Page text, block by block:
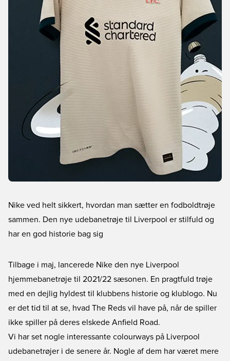
Nike ved helt sikkert, hvordan man sætter en fodboldtrøje
sammen. Den nye udebanetrøje til Liverpool er stilfuld og
har en god historie bag sig
Tilbage i maj, lancerede Nike den nye Liverpool
hjemmebanetrøje til 2021/22 sæsonen. En pragtfuld trøje
med en dejlig hyldest til klubbens historie og klublogo. Nu
er det tid til at se, hvad The Reds vil have på, når de spiller
ikke spiller på deres elskede Anfield Road.
Vi har set nogle interessante colourways på Liverpool
udebanetrøjer i de senere år. Nogle af dem har været mere